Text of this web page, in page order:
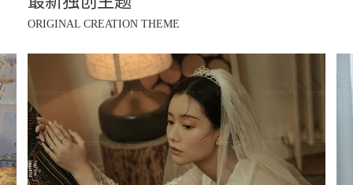
ORIGINAL CREATION THEME